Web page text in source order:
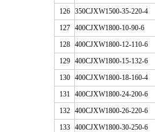
126 350CJXW1500-35-220-4
127
400CJXW1800-10-90-6
128
400CJXW1800-12-110-6
129
400CJXW1800-15-132-6
130
400CJXW1800-18-160-4
131
400CJXW1800-24-200-6
132
400CJXW1800-26-220-6
133
400CJXW1800-30-250-6